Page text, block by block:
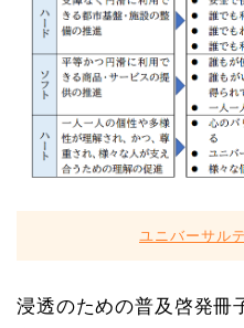
ユニバーサル
浸透のための普及啓発冊